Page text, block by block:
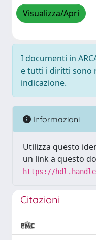
Visualizza/Apri
I documenti in
e tutti i diritti sono
indicazione.
Informazioni
Utilizza questo
un link a questo
https://
Citazioni